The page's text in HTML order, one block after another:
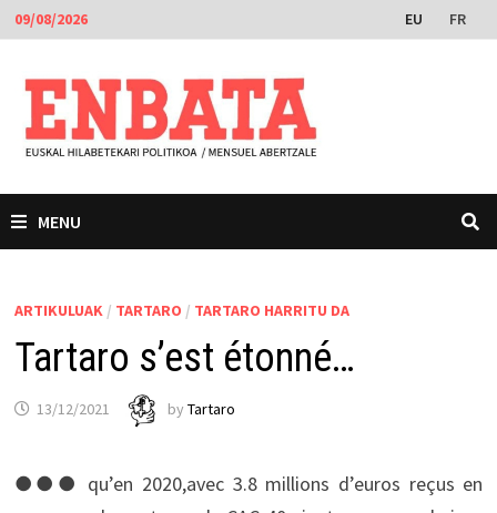
Skip
to
content
09/08/2026 EU FR
MENU
ARTIKULUAK / TARTARO / TARTARO HARRITU DA
Tartaro s’est étonné…
13/12/2021 by Tartaro
●●● qu’en 2020,avec 3.8 millions d’euros reçus en